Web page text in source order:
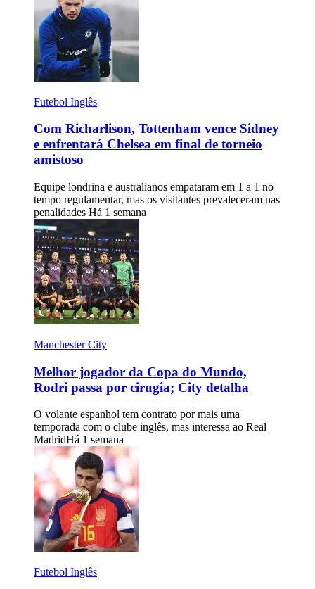
Futebol Inglês
Com Richarlison, Tottenham vence Sidney
e enfrentará Chelsea em final de torneio
amistoso
Equipe londrina e australianos empataram em 1 a 1 no
tempo regulamentar, mas os visitantes prevaleceram nas
penalidades Há 1 semana
Manchester City
Melhor jogador da Copa do Mundo,
Rodri passa por cirugia; City detalha
O volante espanhol tem contrato por mais uma
temporada com o clube inglês, mas interessa ao Real
MadridHá 1 semana
Futebol Inglês